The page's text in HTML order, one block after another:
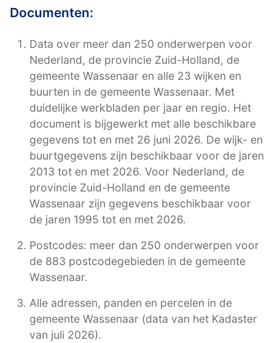
Documenten:
Data over meer dan 250 onderwerpen voor
Nederland, de provincie Zuid-Holland, de
gemeente Wassenaar en alle 23 wijken en
buurten in de gemeente Wassenaar. Met
duidelijke werkbladen per jaar en regio. Het
document is bijgewerkt met alle beschikbare
gegevens tot en met 26 juni 2026. De wijk- en
buurtgegevens zijn beschikbaar voor de jaren
2013 tot en met 2026. Voor Nederland, de
provincie Zuid-Holland en de gemeente
Wassenaar zijn gegevens beschikbaar voor
de jaren 1995 tot en met 2026.
Postcodes: meer dan 250 onderwerpen voor
de 883 postcodegebieden in de gemeente
Wassenaar.
Alle adressen, panden en percelen in de
gemeente Wassenaar (data van het Kadaster
van juli 2026).